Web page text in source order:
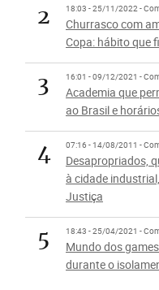
2 18:03 - 25/11/2022 -
Churrasco com
Copa: hábito que
3 16:01 - 09/12/2021 -
Academia que
ao Brasil e
4 07:16 - 14/08/2011 -
Desapropriados,
à cidade
Justiça
5 18:43 - 25/04/2021 -
Mundo dos
durante o